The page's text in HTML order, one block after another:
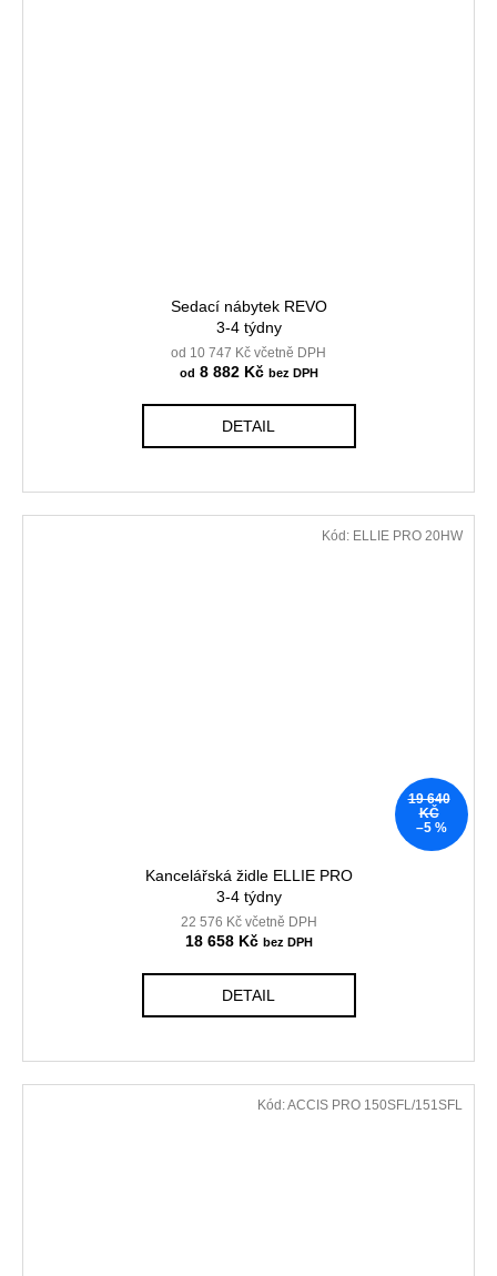
Sedací nábytek REVO
3-4 týdny
od 10 747 Kč včetně DPH
od 8 882 Kč
DETAIL
19 640
KČ
–5 %
Kancelářská židle ELLIE PRO
3-4 týdny
22 576 Kč včetně DPH
18 658 Kč
DETAIL
Kód: ELLIE PRO 20HW
Kód:ACCIS PRO 150SFL/151SFL